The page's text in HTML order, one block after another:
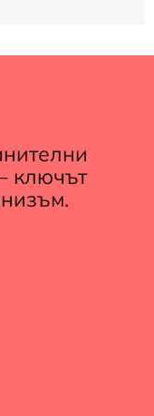
ключът